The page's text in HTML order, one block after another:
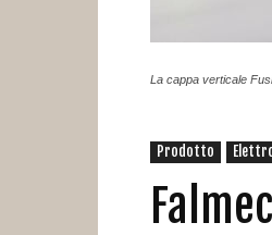
La cappa verticale
Prodotto